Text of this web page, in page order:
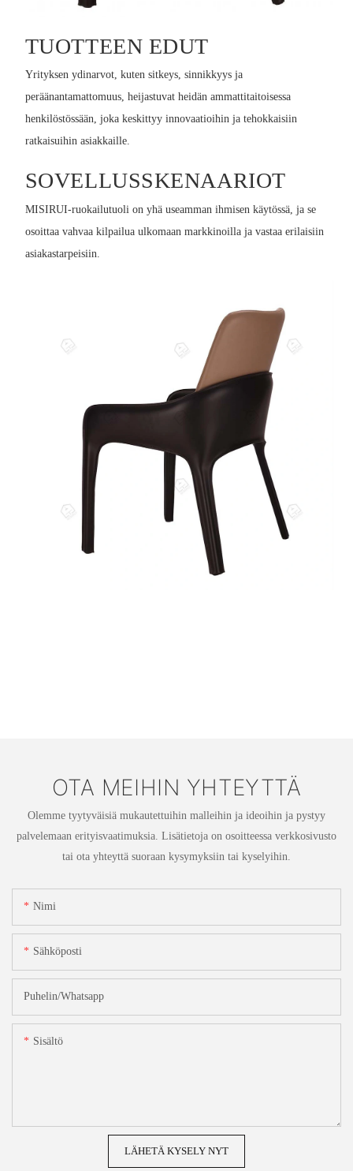
TUOTTEEN EDUT
Yrityksen ydinarvot, kuten sitkeys, sinnikkyys ja
peräänantamattomuus, heijastuvat heidän ammattitaitoisessa
henkilöstössään, joka keskittyy innovaatioihin ja tehokkaisiin
ratkaisuihin asiakkaille.
SOVELLUSSKENAARIOT
MISIRUI-ruokailutuoli on yhä useamman ihmisen käytössä, ja se
osoittaa vahvaa kilpailua ulkomaan markkinoilla ja vastaa erilaisiin
asiakastarpeisiin.
OTA MEIHIN YHTEYTTÄ
Olemme tyytyväisiä mukautettuihin malleihin ja ideoihin ja pystyy
palvelemaan erityisvaatimuksia. Lisätietoja on osoitteessa verkkosivusto
tai ota yhteyttä suoraan kysymyksiin tai kyselyihin.
Nimi
Sähköposti
Puhelin/whatsapp
Sisältö
LÄHETÄ KYSELY NYT